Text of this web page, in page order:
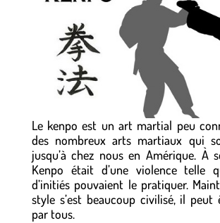
Le kenpo est un art martial peu
des nombreux arts martiaux qui
jusqu’à chez nous en Amérique. À
Kenpo était d’une violence telle
d’initiés pouvaient le pratiquer.
style s’est beaucoup civilisé, il peut
par tous.